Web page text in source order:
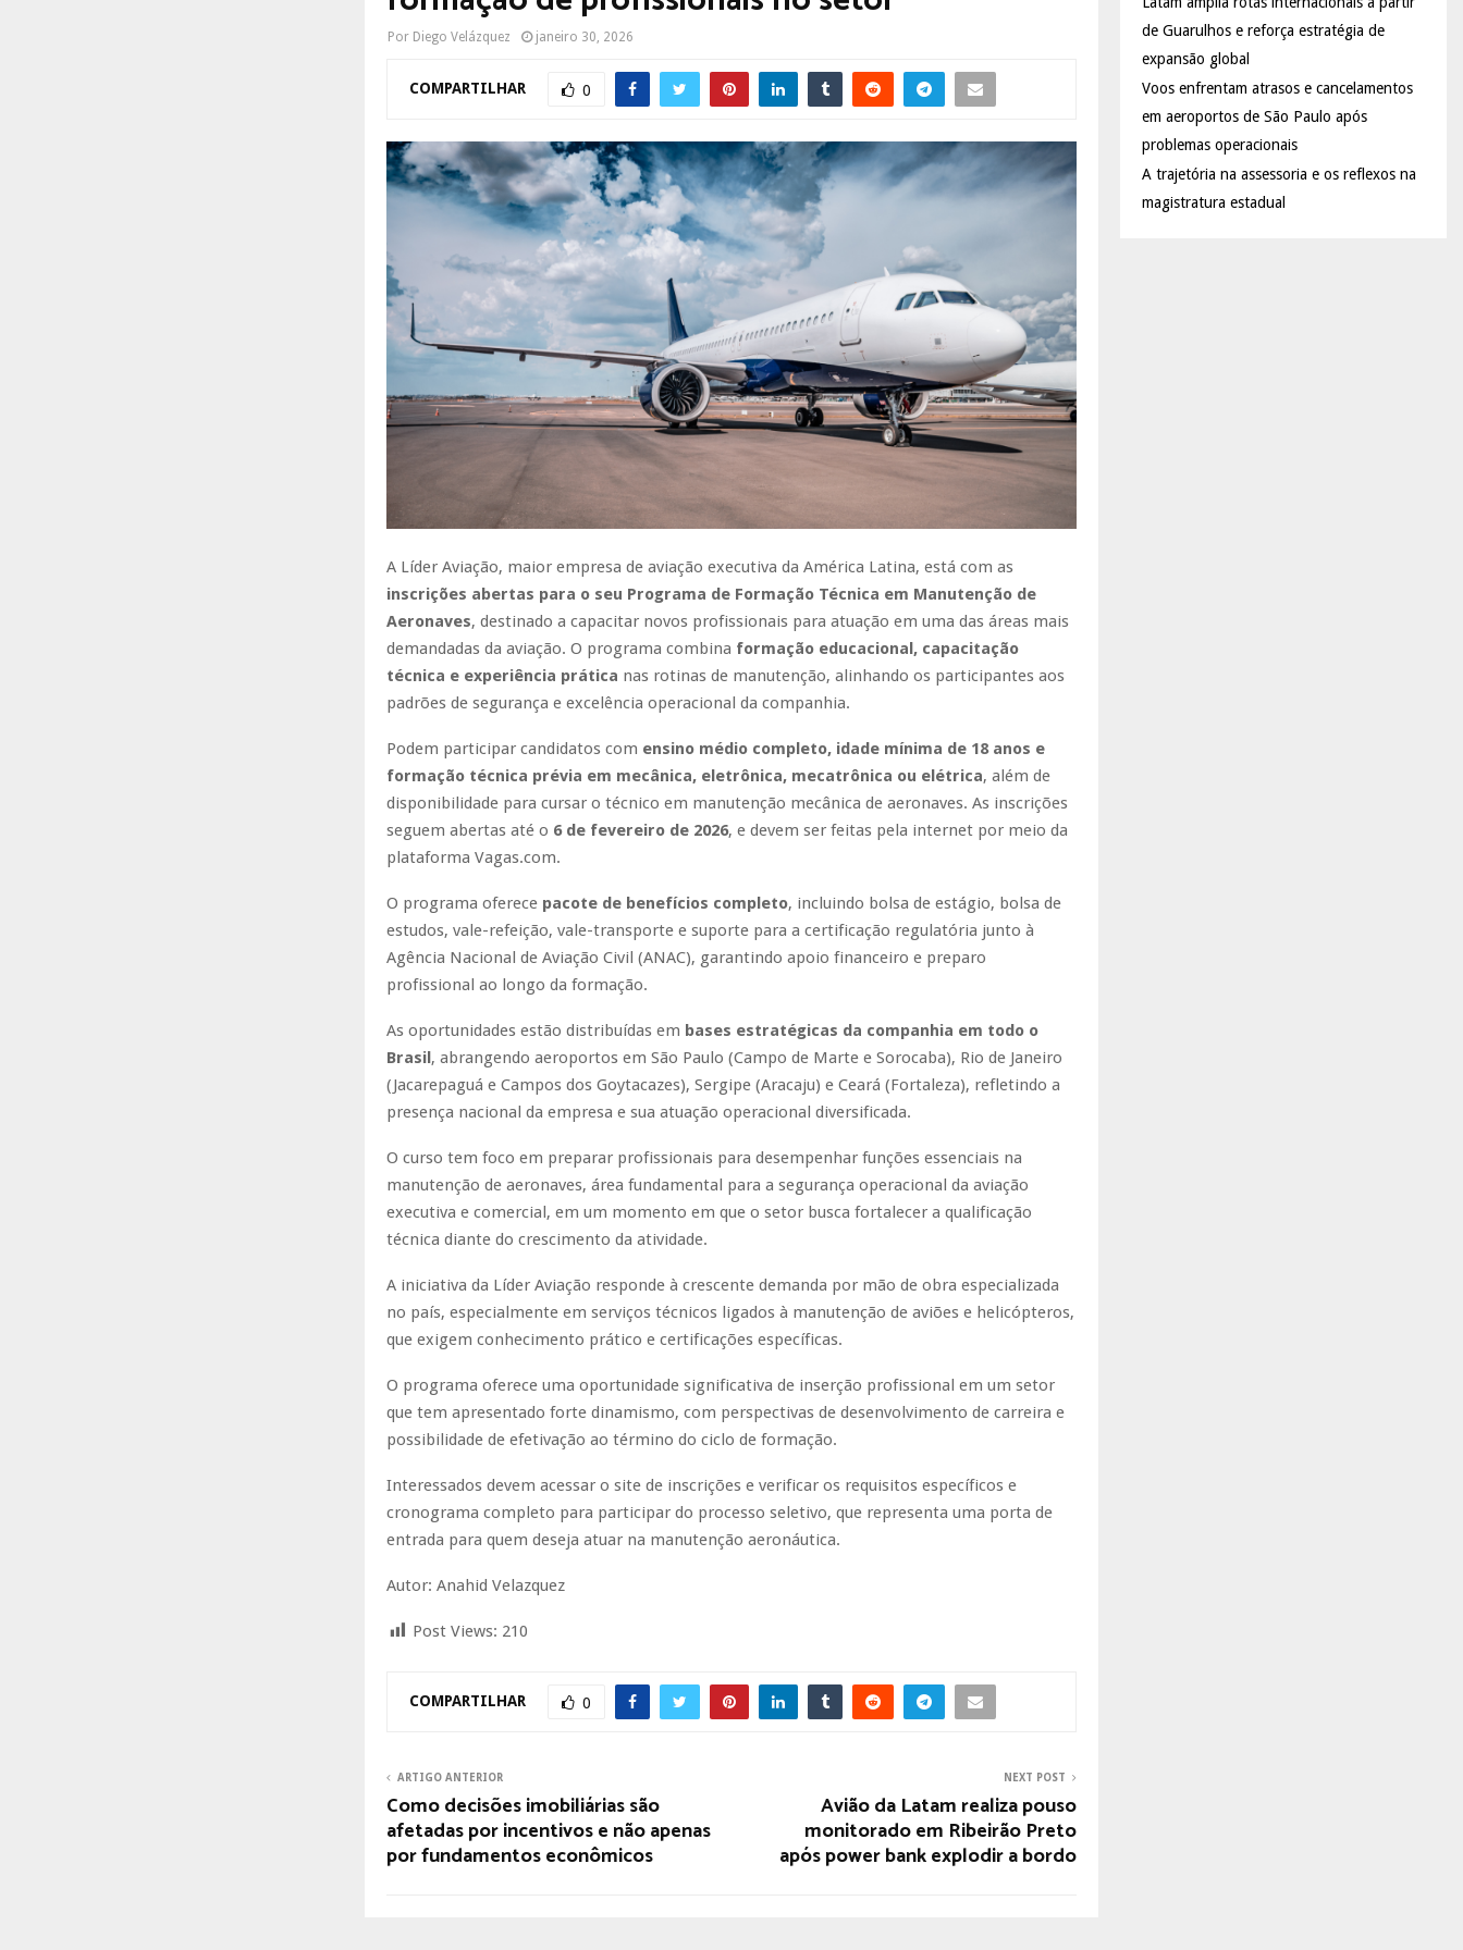
Por Diego Velázquez janeiro 30, 2026
COMPARTILHAR 0
A Líder Aviação, maior empresa de aviação executiva da América Latina, está com as
inscrições abertas para o seu Programa de Formação Técnica em Manutenção de
Aeronaves, destinado a capacitar novos profissionais para atuação em uma das áreas mais
demandadas da aviação. O programa combina formação educacional, capacitação
técnica e experiência prática nas rotinas de manutenção, alinhando os participantes aos
padrões de segurança e excelência operacional da companhia.
Podem participar candidatos com ensino médio completo, idade mínima de 18 anos e
formação técnica prévia em mecânica, eletrônica, mecatrônica ou elétrica, além de
disponibilidade para cursar o técnico em manutenção mecânica de aeronaves. As inscrições
seguem abertas até o 6 de fevereiro de 2026, e devem ser feitas pela internet por meio da
plataforma Vagas.com.
O programa oferece pacote de benefícios completo, incluindo bolsa de estágio, bolsa de
estudos, vale-refeição, vale-transporte e suporte para a certificação regulatória junto à
Agência Nacional de Aviação Civil (ANAC), garantindo apoio financeiro e preparo
profissional ao longo da formação.
As oportunidades estão distribuídas em bases estratégicas da companhia em todo o
Brasil, abrangendo aeroportos em São Paulo (Campo de Marte e Sorocaba), Rio de Janeiro
(Jacarepaguá e Campos dos Goytacazes), Sergipe (Aracaju) e Ceará (Fortaleza), refletindo a
presença nacional da empresa e sua atuação operacional diversificada.
O curso tem foco em preparar profissionais para desempenhar funções essenciais na
manutenção de aeronaves, área fundamental para a segurança operacional da aviação
executiva e comercial, em um momento em que o setor busca fortalecer a qualificação
técnica diante do crescimento da atividade.
A iniciativa da Líder Aviação responde à crescente demanda por mão de obra especializada
no país, especialmente em serviços técnicos ligados à manutenção de aviões e helicópteros,
que exigem conhecimento prático e certificações específicas.
O programa oferece uma oportunidade significativa de inserção profissional em um setor
que tem apresentado forte dinamismo, com perspectivas de desenvolvimento de carreira e
possibilidade de efetivação ao término do ciclo de formação.
Interessados devem acessar o site de inscrições e verificar os requisitos específicos e
cronograma completo para participar do processo seletivo, que representa uma porta de
entrada para quem deseja atuar na manutenção aeronáutica.
Autor: Anahid Velazquez
Post Views: 210
COMPARTILHAR 0
ARTIGO ANTERIOR
Como decisões imobiliárias são
afetadas por incentivos e não apenas
por fundamentos econômicos
NEXT POST
Avião da Latam realiza pouso
monitorado em Ribeirão Preto
após power bank explodir a bordo
de Guarulhos e reforça estratégia de
expansão global
Voos enfrentam atrasos e cancelamentos
em aeroportos de São Paulo após
problemas operacionais
A trajetória na assessoria e os reflexos na
magistratura estadual